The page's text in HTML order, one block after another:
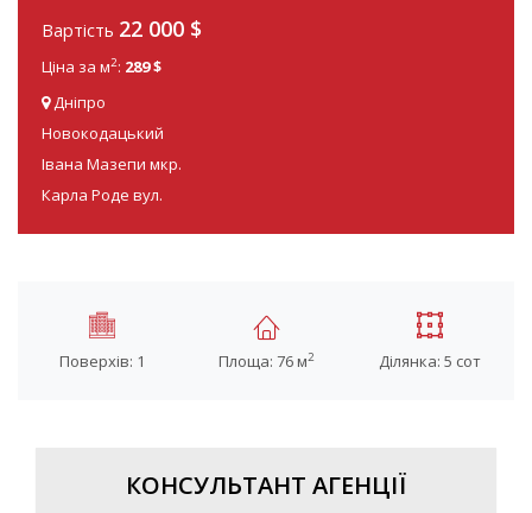
Вартість 22 000 $
Ціна за м2: 289 $
Дніпро
Новокодацький
Івана Мазепи мкр.
Карла Роде вул.
Поверхів: 1 Площа: 76 м2 Ділянка: 5 сот
КОНСУЛЬТАНТ АГЕНЦІЇ